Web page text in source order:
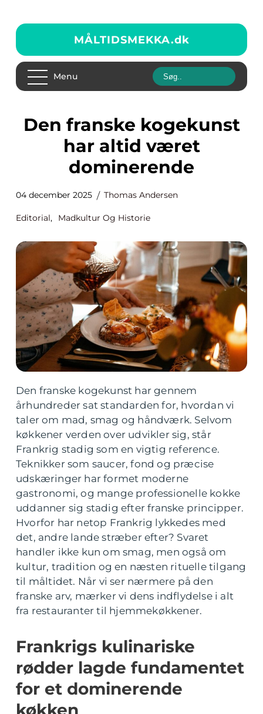
MÅLTIDSMEKKA.dk
Menu
Den franske kogekunst
har altid været
dominerende
04 december 2025 Thomas Andersen
Editorial, Madkultur Og Historie
Den franske kogekunst har gennem
århundreder sat standarden for, hvordan vi
taler om mad, smag og håndværk. Selvom
køkkener verden over udvikler sig, står
Frankrig stadig som en vigtig reference.
Teknikker som saucer, fond og præcise
udskæringer har formet moderne
gastronomi, og mange professionelle kokke
uddanner sig stadig efter franske principper.
Hvorfor har netop Frankrig lykkedes med
det, andre lande stræber efter? Svaret
handler ikke kun om smag, men også om
kultur, tradition og en næsten rituelle tilgang
til måltidet. Når vi ser nærmere på den
franske arv, mærker vi dens indflydelse i alt
fra restauranter til hjemmekøkkener.
Frankrigs kulinariske
rødder lagde fundamentet
for et dominerende
køkken